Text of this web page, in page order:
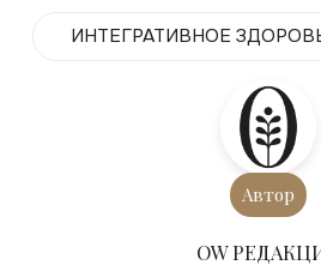
ИНТЕГРАТИВНОЕ
Автор
ОW